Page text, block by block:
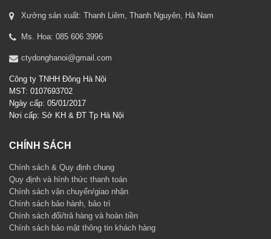
Xưởng sản xuất: Thanh Liêm, Thanh Nguyên, Hà Nam
Ms. Hoa: 085 606 3996
ctydonghanoi@gmail.com
Công ty TNHH Đông Hà Nội
MST: 0107693702
Ngày cấp: 05/01/2017
Nơi cấp: Sở KH & ĐT Tp Hà Nội
CHÍNH SÁCH
Chính sách & Quy định chung
Quy định và hình thức thanh toán
Chính sách vận chuyển/giao nhận
Chính sách bảo hành, bảo trì
Chính sách đổi/trả hàng và hoàn tiền
Chính sách bảo mật thông tin khách hàng